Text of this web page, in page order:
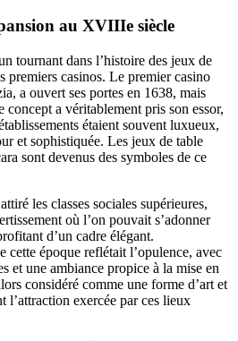
au XVIIIe siècle
tournant dans l’histoire des jeux de
premiers casinos. Le premier casino
a ouvert ses portes en 1638, mais
a véritablement pris son essor,
étaient souvent luxueux,
et sophistiquée. Les jeux de table
sont devenus des symboles de ce
les classes sociales supérieures,
où l’on pouvait s’adonner
d’un cadre élégant.
cette époque reflétait l’opulence, avec
et une ambiance propice à la mise en
considéré comme une forme d’art et
l’attraction exercée par ces lieux